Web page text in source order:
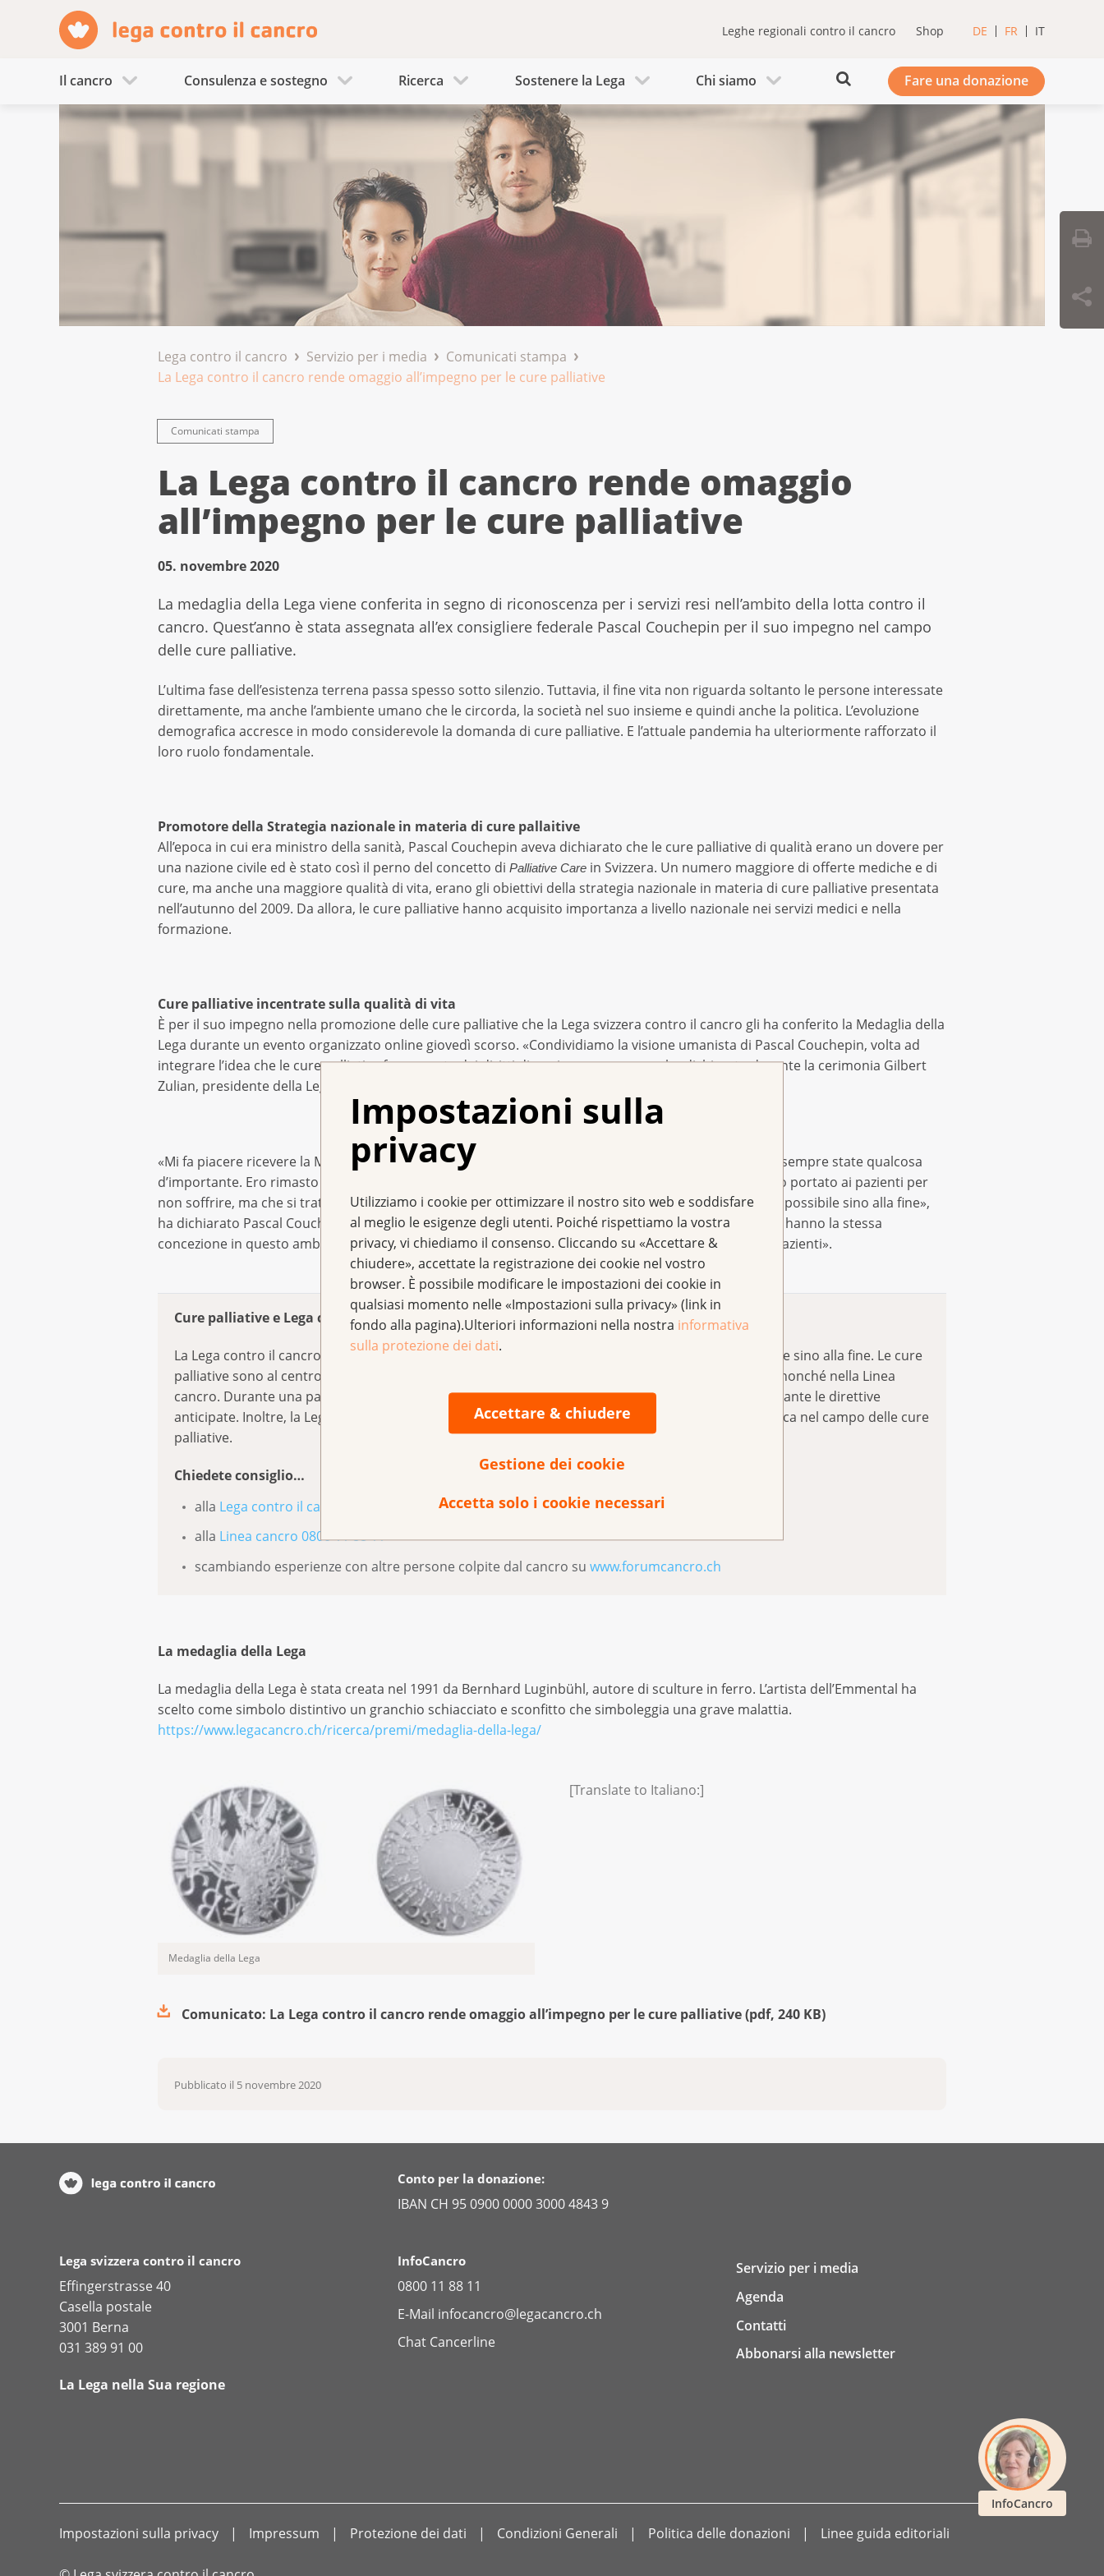
Impostazioni sulla
privacy
Utilizziamo i cookie per ottimizzare il nostro sito web e soddisfare
al meglio le esigenze degli utenti. Poiché rispettiamo la vostra
privacy, vi chiediamo il consenso. Cliccando su «Accettare &
chiudere», accettate la registrazione dei cookie nel vostro
browser. È possibile modificare le impostazioni dei cookie in
qualsiasi momento nelle «Impostazioni sulla privacy» (link in
fondo alla pagina).Ulteriori informazioni nella nostra informativa
sulla protezione dei dati.
Accettare & chiudere
Gestione dei cookie
Accetta solo i cookie necessari
Leghe regionali contro il cancro Shop DE FR IT
Il cancro Consulenza e sostegno Ricerca Sostenere la Lega Chi siamo Fare una donazione
Lega contro il cancro Servizio per i media
Comunicati stampa
La Lega contro il cancro rende omaggio all’impegno per le cure palliative
Comunicati stampa
La Lega contro il cancro rende omaggio
all’impegno per le cure palliative
05. novembre 2020
La medaglia della Lega viene conferita in segno di riconoscenza per i servizi resi nell’ambito della lotta contro il
cancro. Quest’anno è stata assegnata all’ex consigliere federale Pascal Couchepin per il suo impegno nel campo
delle cure palliative.
L’ultima fase dell’esistenza terrena passa spesso sotto silenzio. Tuttavia, il fine vita non riguarda soltanto le persone interessate
direttamente, ma anche l’ambiente umano che le circorda, la società nel suo insieme e quindi anche la politica. L’evoluzione
demografica accresce in modo considerevole la domanda di cure palliative. E l’attuale pandemia ha ulteriormente rafforzato il
loro ruolo fondamentale.
Promotore della Strategia nazionale in materia di cure pallaitive
All’epoca in cui era ministro della sanità, Pascal Couchepin aveva dichiarato che le cure palliative di qualità erano un dovere per
una nazione civile ed è stato così il perno del concetto di Palliative Care in Svizzera. Un numero maggiore di offerte mediche e di
cure, ma anche una maggiore qualità di vita, erano gli obiettivi della strategia nazionale in materia di cure palliative presentata
nell’autunno del 2009. Da allora, le cure palliative hanno acquisito importanza a livello nazionale nei servizi medici e nella
formazione.
Cure palliative incentrate sulla qualità di vita
È per il suo impegno nella promozione delle cure palliative che la Lega svizzera contro il cancro gli ha conferito la Medaglia della
Lega durante un evento organizzato online giovedì scorso. «Condividiamo la visione umanista di Pascal Couchepin, volta ad
integrare l’idea che le cure palliative fanno parte dei diritti di ogni essere umano», ha dichiarato durante la cerimonia Gilbert
Zulian, presidente della Lega svizzera contro il cancro.
«Mi fa piacere ricevere la Medaglia della Lega con questa motivazione. Per me, le cure palliative sono sempre state qualcosa
d’importante. Ero rimasto colpito dall’obiettivo secondo cui non si trattava semplicemente di un aiuto portato ai pazienti per
non soffrire, ma che si trattava piuttosto di un progetto di vita, di aiutarli a vivere il più intensamente possibile sino alla fine»,
ha dichiarato Pascal Couchepin. «Mi auguro così che questa distinzione crei dei legami tra coloro che hanno la stessa
concezione in questo ambito, al fine di sviluppare delle cure palliative per il massimo benessere dei pazienti».
Cure palliative e Lega contro il cancro
La Lega contro il cancro è impegnata da sempre per promuovere la migliore qualità di vita possibile sino alla fine. Le cure
palliative sono al centro dei colloqui svolti in seno alle Leghe cantonali e regionali contro il cancro nonché nella Linea
cancro. Durante una pandemia, ciò si traduce in particolare in un aumento della domanda rigaurdante le direttive
anticipate. Inoltre, la Lega contro il cancro pubblica informazioni e sostiene diversi progetti di ricerca nel campo delle cure
palliative.
Chiedete consiglio…
alla Lega contro il cancro del vostro cantone/regione
alla Linea cancro 0800 11 88 11
scambiando esperienze con altre persone colpite dal cancro su www.forumcancro.ch
La medaglia della Lega
La medaglia della Lega è stata creata nel 1991 da Bernhard Luginbühl, autore di sculture in ferro. L’artista dell’Emmental ha
scelto come simbolo distintivo un granchio schiacciato e sconfitto che simboleggia una grave malattia.
https://www.legacancro.ch/ricerca/premi/medaglia-della-lega/
Medaglia della Lega
[Translate to Italiano:]
Comunicato: La Lega contro il cancro rende omaggio all’impegno per le cure palliative(pdf, 240 KB)
Pubblicato il 5 novembre 2020
InfoCancro
Conto per la donazione:
IBAN CH 95 0900 0000 3000 4843 9
Lega svizzera contro il cancro
Effingerstrasse 40
Casella postale
3001 Berna
031 389 91 00
La Lega nella Sua regione
InfoCancro
0800 11 88 11
E-Mail infocancro@legacancro.ch
Chat Cancerline
Servizio per i media
Agenda
Contatti
Abbonarsi alla newsletter
Impostazioni sulla privacy Impressum Protezione dei dati Condizioni Generali Politica delle donazioni Linee guida editoriali